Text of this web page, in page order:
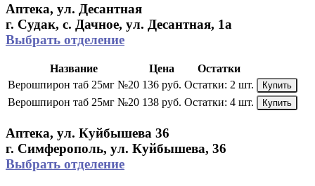
Аптека, ул. Десантная
г. Судак, с. Дачное, ул. Десантная, 1а
Выбрать отделение
Название Цена
Остатки
Верошпирон таб 25мг №20 136 руб. Остатки: 2 шт. Купить
Верошпирон таб 25мг №20 138 руб. Остатки: 4 шт. Купить
Аптека, ул. Куйбышева 36
г. Симферополь, ул. Куйбышева, 36
Выбрать отделение